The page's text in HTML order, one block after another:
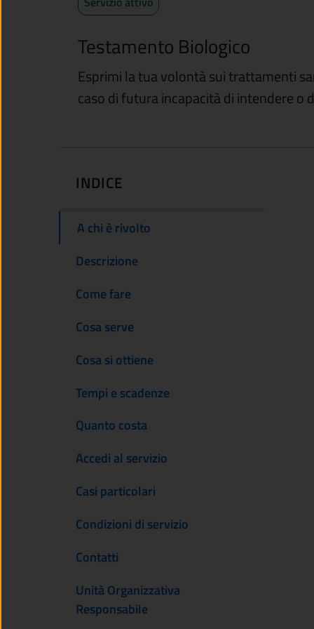
Testamento Biologico
Esprimi la tua volontà sui trattamenti
caso di futura incapacità di intendere o
INDICE
A chi è rivolto
Descrizione
Come fare
Cosa serve
Cosa si ottiene
Tempi e scadenze
Quanto costa
Accedi al servizio
Casi particolari
Condizioni di servizio
Contatti
Unità Organizzativa
Responsabile